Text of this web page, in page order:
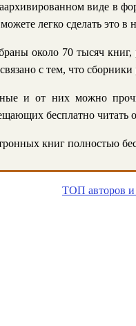
виде в
легко сделать это в
около 70 тысяч
с тем, что
и от них можно
бесплатно читать
книг полностью
ТОП авторов и